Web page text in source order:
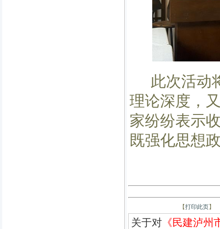
此次活动
理论深度，
家纷纷表示
既强化思想
【打印此页】
关于对 《民建泸